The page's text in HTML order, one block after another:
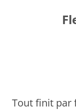
Tout finit par